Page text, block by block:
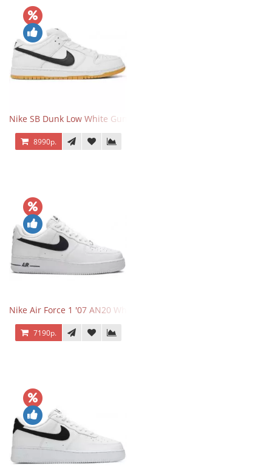
Nike SB Dunk Low White Gum
8990р.
Nike Air Force 1 '07 AN20 White Black
7190р.